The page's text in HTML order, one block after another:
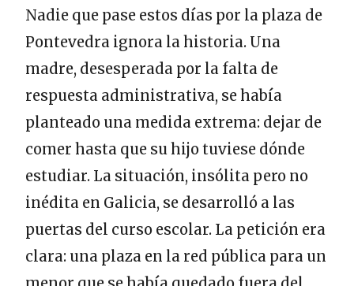
Nadie que pase estos días por la plaza de
Pontevedra ignora la historia. Una
madre, desesperada por la falta de
respuesta administrativa, se había
planteado una medida extrema: dejar de
comer hasta que su hijo tuviese dónde
estudiar. La situación, insólita pero no
inédita en Galicia, se desarrolló a las
puertas del curso escolar. La petición era
clara: una plaza en la red pública para un